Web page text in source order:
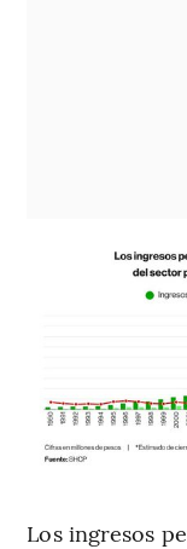
Los ingresos